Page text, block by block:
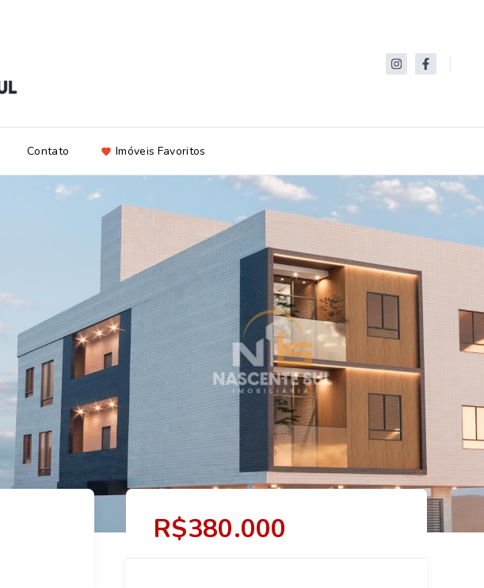
Contato Imóveis Favoritos
R$380.000